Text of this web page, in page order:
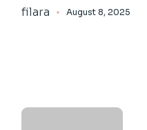
filara August 8, 2025